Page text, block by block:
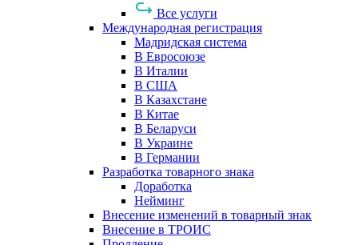
Все услуги
Международная регистрация
Мадридская система
В Евросоюзе
В Италии
В США
В Казахстане
В Китае
В Беларуси
В Украине
В Германии
Разработка товарного знака
Доработка
Нейминг
Внесение изменений в товарный знак
Внесение в ТРОИС